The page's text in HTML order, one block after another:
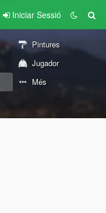
Iniciar Sessió
Pintures
Jugador
Més